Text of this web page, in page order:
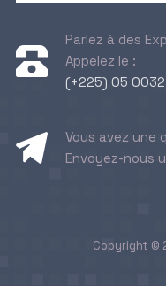
Parlez à des
Appelez le :
(+225) 05
Vous avez une
Envoyez-nous
Copyright ©